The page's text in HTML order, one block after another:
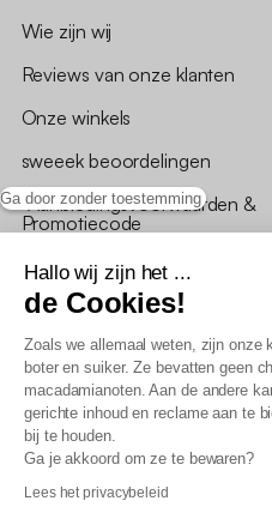
Ga door zonder toestemming
Hallo wij zijn het ...
de Cookies!
Zoals we allemaal weten, zijn onze
boter en suiker. Ze bevatten geen
macadamianoten. Aan de andere
gerichte inhoud en reclame aan te
bij te houden.
Ga je akkoord om ze te bewaren?
Lees het privacybeleid
Wie zijn wij
Reviews van onze klanten
Onze winkels
sweeek beoordelingen
*Aanbiedingsvoorwaarden &
Promotiecode
Algemene
AV
Beleid
Verklaring inzake